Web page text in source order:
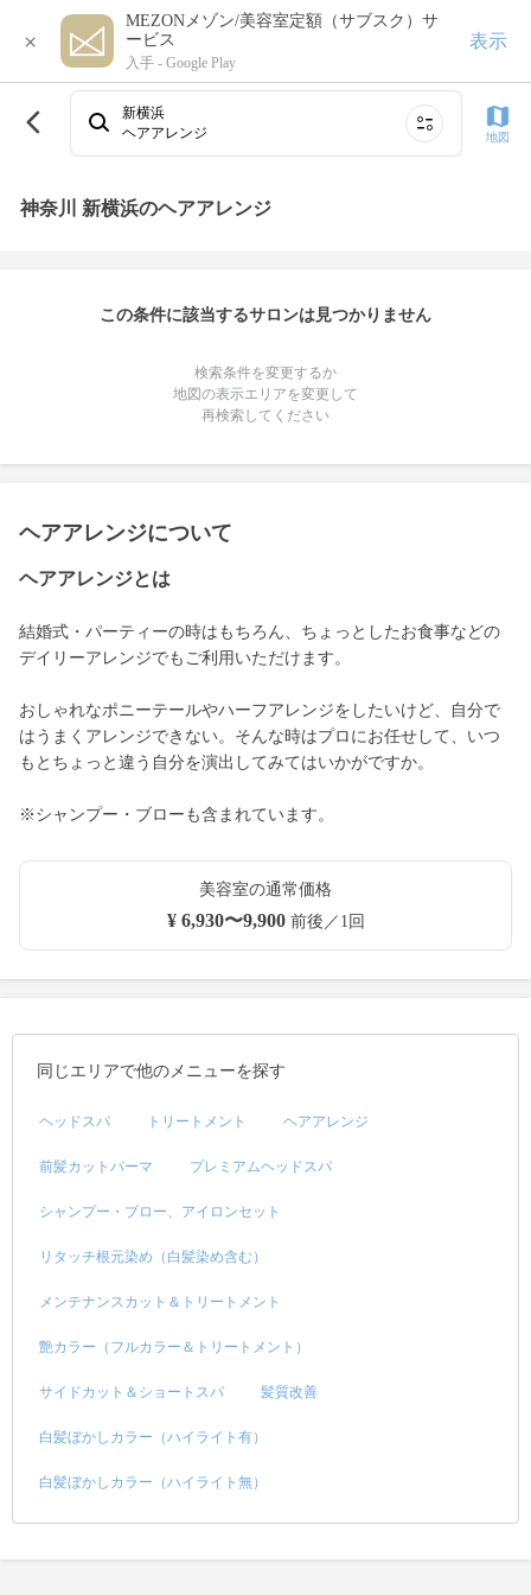
×
MEZONメゾン/美容室定額（サブスク）サ
ービス
入手 - Google Play
表示
新横浜
ヘアアレンジ
地図
神奈川 新横浜のヘアアレンジ
この条件に該当するサロンは見つかりません
検索条件を変更するか
地図の表示エリアを変更して
再検索してください
ヘアアレンジについて
ヘアアレンジとは
結婚式・パーティーの時はもちろん、ちょっとしたお食事などの
デイリーアレンジでもご利用いただけます。
おしゃれなポニーテールやハーフアレンジをしたいけど、自分で
はうまくアレンジできない。そんな時はプロにお任せして、いつ
もとちょっと違う自分を演出してみてはいかがですか。
※シャンプー・ブローも含まれています。
美容室の通常価格
¥ 6,930〜9,900前後／1回
同じエリアで他のメニューを探す
ヘッドスパ トリートメント ヘアアレンジ
前髪カットパーマ プレミアムヘッドスパ
シャンプー・ブロー、アイロンセット
リタッチ根元染め（白髪染め含む）
メンテナンスカット＆トリートメント
艶カラー（フルカラー＆トリートメント）
サイドカット＆ショートスパ 髪質改善
白髪ぼかしカラー（ハイライト有）
白髪ぼかしカラー（ハイライト無）